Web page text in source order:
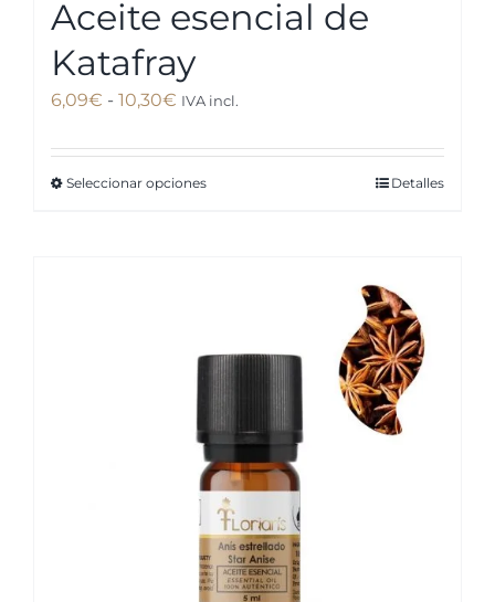
Aceite esencial de
Katafray
6,09€ - 10,30€Rango
precios:
desde
IVA incl.
Seleccionar opcionesEste
opciones
se
pueden
elegir
en
página
de
Detalles